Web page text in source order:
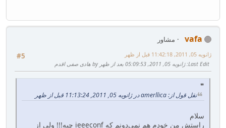
vafa
مشاور
#5
ژانویه 05, 2011, 11:42:18 قبل از ظهر
Last Edit: ژانویه 05, 2011, 05:09:53 بعد از ظهر by هادی صفی اقدم
نقل قول از: amerllica در ژانویه 05, 2011, 11:13:24 قبل از ظهر
سلام
راستش من خودم هم نمی‌دونم که ieeeconf چیه!!! ولی از